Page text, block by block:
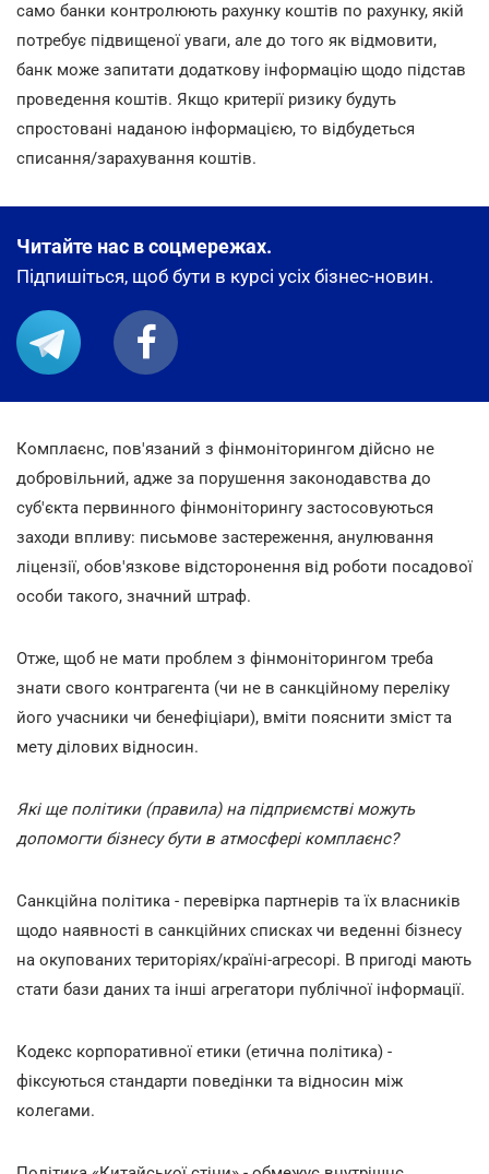
само банки контролюють рахунку коштів по рахунку, якій
потребує підвищеної уваги, але до того як відмовити,
банк може запитати додаткову інформацію щодо підстав
проведення коштів. Якщо критерії ризику будуть
спростовані наданою інформацією, то відбудеться
списання/зарахування коштів.
Читайте нас в соцмережах.
Підпишіться, щоб бути в курсі усіх бізнес-новин.
Комплаєнс, пов'язаний з фінмоніторингом дійсно не
добровільний, адже за порушення законодавства до
суб'єкта первинного фінмоніторингу застосовуються
заходи впливу: письмове застереження, анулювання
ліцензії, обов'язкове відсторонення від роботи посадової
особи такого, значний штраф.
Отже, щоб не мати проблем з фінмоніторингом треба
знати свого контрагента (чи не в санкційному переліку
його учасники чи бенефіціари), вміти пояснити зміст та
мету ділових відносин.
Які ще політики (правила) на підприємстві можуть
допомогти бізнесу бути в атмосфері комплаєнс?
Санкційна політика - перевірка партнерів та їх власників
щодо наявності в санкційних списках чи веденні бізнесу
на окупованих територіях/країні-агресорі. В пригоді мають
стати бази даних та інші агрегатори публічної інформації.
Кодекс корпоративної етики (етична політика) -
фіксуються стандарти поведінки та відносин між
колегами.